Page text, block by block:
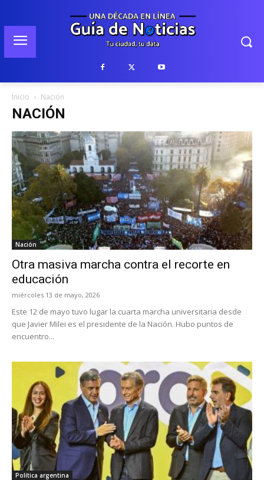
Inicio Nación
NACIÓN
Nación
Otra masiva marcha contra el recorte en
educación
miércoles 13 de mayo, 2026
Este 12 de mayo tuvo lugar la cuarta marcha universitaria desde
que Javier Milei es el presidente de la Nación. Hubo puntos de
encuentro...
Política argentina